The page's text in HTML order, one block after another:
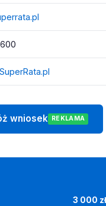
wniosek REKLAMA
3 000 zł